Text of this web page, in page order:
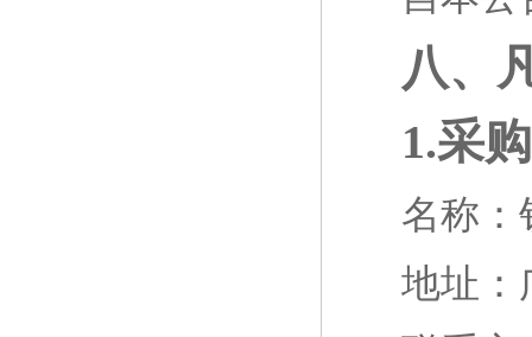
八、
1.采
名称：
地址：